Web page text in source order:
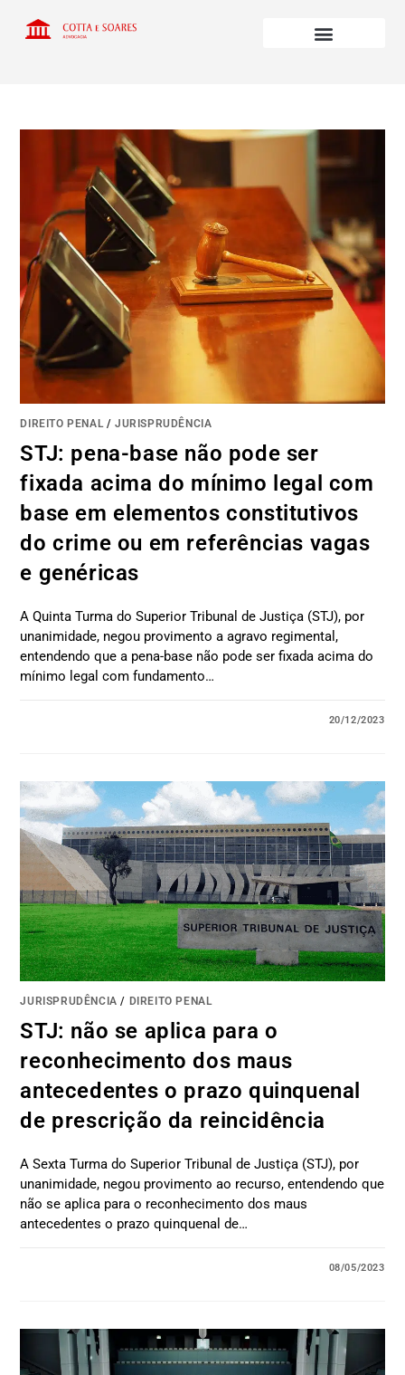
DIREITO PENAL /JURISPRUDÊNCIA
STJ: pena-base não pode ser
fixada acima do mínimo legal com
base em elementos constitutivos
do crime ou em referências vagas
e genéricas
A Quinta Turma do Superior Tribunal de Justiça (STJ), por
unanimidade, negou provimento a agravo regimental,
entendendo que a pena-base não pode ser fixada acima do
mínimo legal com fundamento…
20/12/2023
JURISPRUDÊNCIA / DIREITO PENAL
STJ: não se aplica para o
reconhecimento dos maus
antecedentes o prazo quinquenal
de prescrição da reincidência
A Sexta Turma do Superior Tribunal de Justiça (STJ), por
unanimidade, negou provimento ao recurso, entendendo que
não se aplica para o reconhecimento dos maus
antecedentes o prazo quinquenal de…
08/05/2023